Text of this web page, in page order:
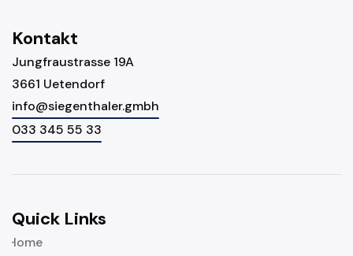
Kontakt
Jungfraustrasse 19A
3661 Uetendorf
info@siegenthaler.gmbh
033 345 55 33
Quick Links
Home